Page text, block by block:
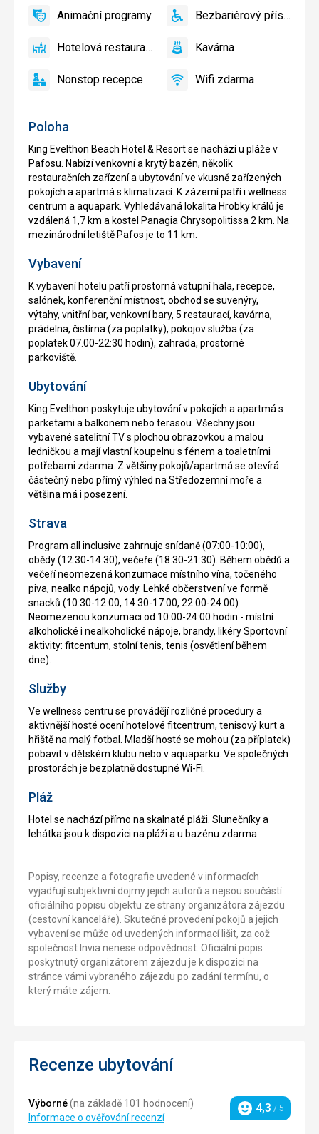
Poloha
King Evelthon Beach Hotel & Resort se nachází u pláže v
Pafosu. Nabízí venkovní a krytý bazén, několik
restauračních zařízení a ubytování ve vkusně zařízených
pokojích a apartmá s klimatizací. K zázemí patří i wellness
centrum a aquapark. Vyhledávaná lokalita Hrobky králů je
vzdálená 1,7 km a kostel Panagia Chrysopolitissa 2 km. Na
mezinárodní letiště Pafos je to 11 km.
Vybavení
K vybavení hotelu patří prostorná vstupní hala, recepce,
salónek, konferenční místnost, obchod se suvenýry,
výtahy, vnitřní bar, venkovní bary, 5 restaurací, kavárna,
prádelna, čistírna (za poplatky), pokojov služba (za
poplatek 07.00-22:30 hodin), zahrada, prostorné
parkoviště.
Ubytování
King Evelthon poskytuje ubytování v pokojích a apartmá s
parketami a balkonem nebo terasou. Všechny jsou
vybavené satelitní TV s plochou obrazovkou a malou
ledničkou a mají vlastní koupelnu s fénem a toaletními
potřebami zdarma. Z většiny pokojů/apartmá se otevírá
částečný nebo přímý výhled na Středozemní moře a
většina má i posezení.
Strava
Program all inclusive zahrnuje snídaně (07:00-10:00),
obědy (12:30-14:30), večeře (18:30-21:30). Během obědů a
večeří neomezená konzumace místního vína, točeného
piva, nealko nápojů, vody. Lehké občerstvení ve formě
snacků (10:30-12:00, 14:30-17:00, 22:00-24:00)
Neomezenou konzumaci od 10:00-24:00 hodin - místní
alkoholické i nealkoholické nápoje, brandy, likéry Sportovní
aktivity: fitcentum, stolní tenis, tenis (osvětlení během
dne).
Služby
Ve wellness centru se provádějí rozličné procedury a
aktivnější hosté ocení hotelové fitcentrum, tenisový kurt a
hřiště na malý fotbal. Mladší hosté se mohou (za příplatek)
pobavit v dětském klubu nebo v aquaparku. Ve společných
prostorách je bezplatně dostupné Wi-Fi.
Pláž
Hotel se nachází přímo na skalnaté pláži. Slunečníky a
lehátka jsou k dispozici na pláži a u bazénu zdarma.
Popisy, recenze a fotografie uvedené v informacích
vyjadřují subjektivní dojmy jejich autorů a nejsou součástí
oficiálního popisu objektu ze strany organizátora zájezdu
(cestovní kanceláře). Skutečné provedení pokojů a jejich
vybavení se může od uvedených informací lišit, za což
společnost Invia nenese odpovědnost. Oficiální popis
poskytnutý organizátorem zájezdu je k dispozici na
stránce vámi vybraného zájezdu po zadání termínu, o
který máte zájem.
zdarma
Animační
Animační programy
ano
Bezbariérový
Bezbariérový přístup
ano
Hotelová
Hotelová restaurace
ano KavárnaKavárna
ano
NonstopNonstop recepce
ano
Wifi
Wifi zdarma
ano
Recenze ubytování
Výborné(na základě 101 hodnocení)
Informace o ověřování recenzí
Hodnocení
4,3 / 5